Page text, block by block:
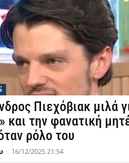
Πιεχόβιακ μιλά
και την φανατική
ρόλο του
- 16/12/2025 21:54